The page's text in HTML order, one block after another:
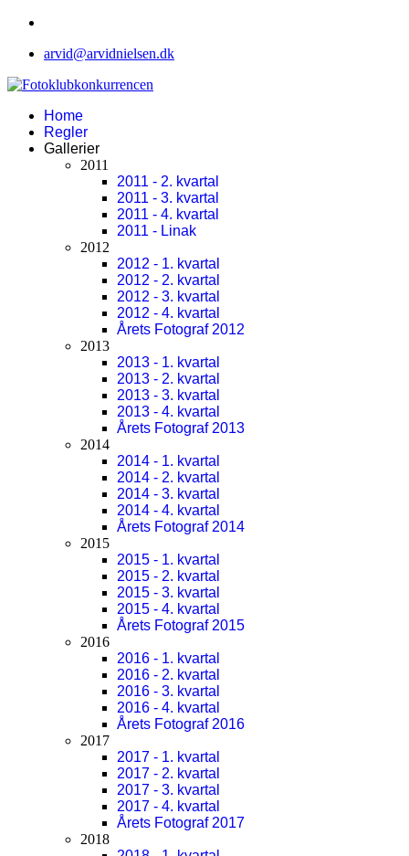
arvid@arvidnielsen.dk
Home
Regler
Gallerier
2011
2011 - 2. kvartal
2011 - 3. kvartal
2011 - 4. kvartal
2011 - Linak
2012
2012 - 1. kvartal
2012 - 2. kvartal
2012 - 3. kvartal
2012 - 4. kvartal
Årets Fotograf 2012
2013
2013 - 1. kvartal
2013 - 2. kvartal
2013 - 3. kvartal
2013 - 4. kvartal
Årets Fotograf 2013
2014
2014 - 1. kvartal
2014 - 2. kvartal
2014 - 3. kvartal
2014 - 4. kvartal
Årets Fotograf 2014
2015
2015 - 1. kvartal
2015 - 2. kvartal
2015 - 3. kvartal
2015 - 4. kvartal
Årets Fotograf 2015
2016
2016 - 1. kvartal
2016 - 2. kvartal
2016 - 3. kvartal
2016 - 4. kvartal
Årets Fotograf 2016
2017
2017 - 1. kvartal
2017 - 2. kvartal
2017 - 3. kvartal
2017 - 4. kvartal
Årets Fotograf 2017
2018